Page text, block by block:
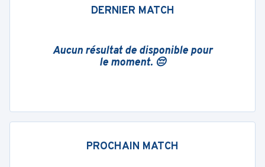
DERNIER MATCH
Aucun résultat de disponible pour
le moment. 😔
PROCHAIN MATCH